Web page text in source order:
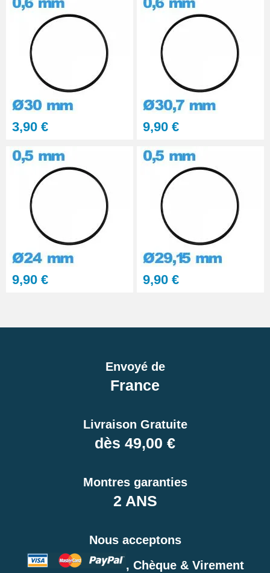
3,90 € 9,90 €
9,90 € 9,90 €
Envoyé de
France
Livraison Gratuite
dès 49,00 €
Montres garanties
2 ANS
Nous acceptons
, Chèque & Virement